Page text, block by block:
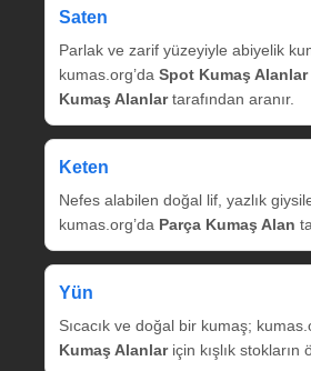
Saten
Parlak ve zarif yüzeyiyle abiyelik
kumas.org’da Spot Kumaş Alanlar
Kumaş Alanlartarafından aranır.
Keten
Nefes alabilen doğal lif, yazlık
kumas.org’da Parça Kumaş Alan
Yün
Sıcacık ve doğal bir kumaş;
Kumaş Alanlariçin kışlık stokların